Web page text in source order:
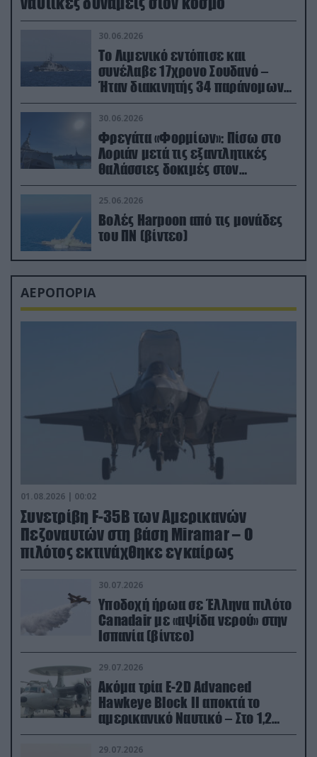
30.06.2026
Το Λιμενικό εντόπισε και
συνέλαβε 17χρονο Σουδανό –
Ήταν διακινητής 34 παράνομων
μεταναστών
30.06.2026
Φρεγάτα «Φορμίων»: Πίσω στο
Λοριάν μετά τις εξαντλητικές
θαλάσσιες δοκιμές στον
απαιτητικό Βισκαϊκό
25.06.2026
Βολές Harpoon από τις μονάδες
του ΠΝ (βίντεο)
ΑΕΡΟΠΟΡΙΑ
01.08.2026 | 00:02
Συνετρίβη F-35B των Αμερικανών
Πεζοναυτών στη βάση Miramar – Ο
πιλότος εκτινάχθηκε εγκαίρως
30.07.2026
Υποδοχή ήρωα σε Έλληνα πιλότο
Canadair με «αψίδα νερού» στην
Ισπανία (βίντεο)
29.07.2026
Ακόμα τρία E-2D Advanced
Hawkeye Block II αποκτά το
αμερικανικό Ναυτικό – Στο 1,2
δισ.δολάρια το κόστος
29.07.2026